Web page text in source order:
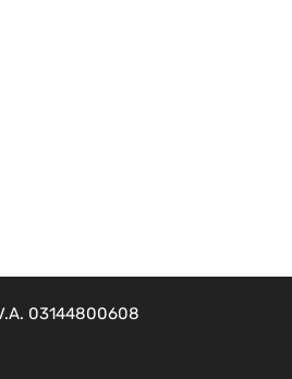
03144800608